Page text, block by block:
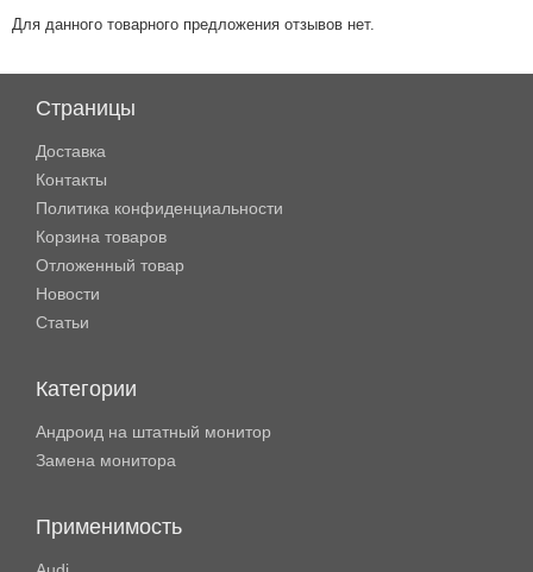
Для данного товарного предложения отзывов нет.
Страницы
Доставка
Контакты
Политика конфиденциальности
Корзина товаров
Отложенный товар
Новости
Статьи
Категории
Андроид на штатный монитор
Замена монитора
Применимость